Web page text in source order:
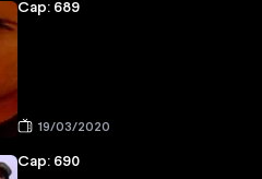
Cap: 689
19/03/2020
Cap: 690